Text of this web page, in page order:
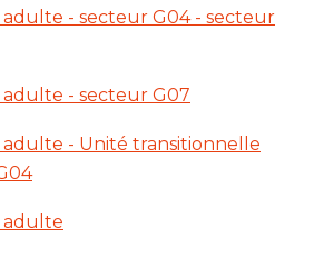
adulte - secteur G04 - secteur
adulte - secteur G07
adulte - Unité transitionnelle
adulte